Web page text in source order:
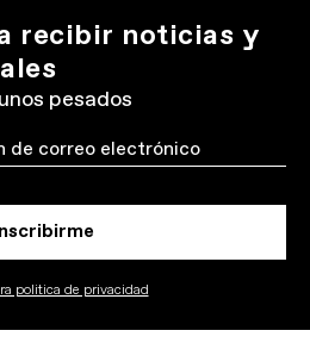
recibir noticias y
pesados
politica de privacidad